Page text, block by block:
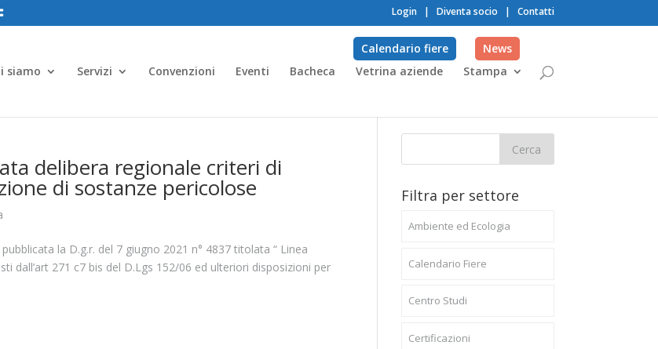
Login | Diventa socio | Contatti
siamo Servizi Convenzioni Eventi Bacheca Vetrina aziende Stampa
Calendario fiere News
delibera regionale criteri di
di sostanze pericolose
la D.g.r. del 7 giugno 2021 n° 4837 titolata “ Linea
dall’art 271 c7 bis del D.Lgs 152/06 ed ulteriori disposizioni per
Filtra per settore
Ambiente ed Ecologia
Calendario Fiere
Centro Studi
Certificazioni